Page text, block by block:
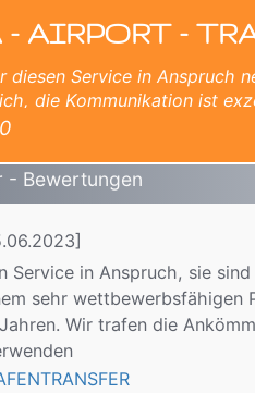
in
AIRPORT -
diesen Service in Anspruch
die Kommunikation ist
Ich empfehle diese
- Bewertungen
Service in Anspruch, sie
sehr wettbewerbsfähigen
Wir trafen die